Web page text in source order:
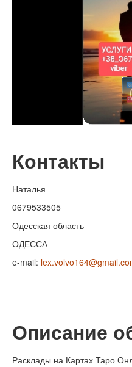
Контакты
Наталья
0679533505
Одесская область
ОДЕССА
e-mail:
Описание
Расклады на Картах Таро